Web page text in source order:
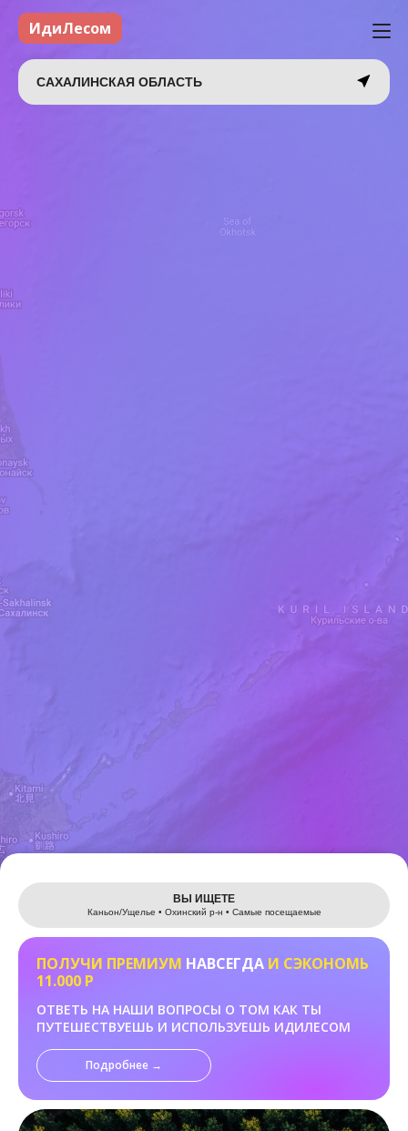
Leaflet
ИдиЛесом
САХАЛИНСКАЯ ОБЛАСТЬ
ВЫ ИЩЕТЕ
Каньон/Ущелье • Охинский р-н • Самые посещаемые
ПОЛУЧИ ПРЕМИУМ НАВСЕГДА И СЭКОНОМЬ
11.000 Р
ОТВЕТЬ НА НАШИ ВОПРОСЫ О ТОМ КАК ТЫ
ПУТЕШЕСТВУЕШЬ И ИСПОЛЬЗУЕШЬ ИДИЛЕСОМ
Подробнее →